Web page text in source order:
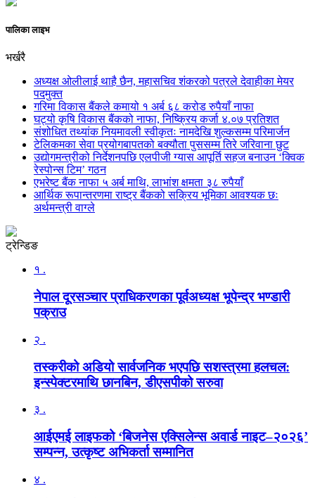
पालिका लाइभ
भर्खरै
अध्यक्ष ओलीलाई थाहै छैन, महासचिव शंकरको पत्रले देवाहीका मेयर
पदमुक्त
गरिमा विकास बैंकले कमायो १ अर्ब ६८ करोड रुपैयाँ नाफा
घट्यो कृषि विकास बैंकको नाफा, निष्क्रिय कर्जा ४.०७ प्रतिशत
संशोधित तथ्यांक नियमावली स्वीकृतः नामदेखि शुल्कसम्म परिमार्जन
टेलिकमका सेवा प्रयोगबापतको बक्यौता पुससम्म तिरे जरिवाना छुट
उद्योगमन्त्रीको निर्देशनपछि एलपीजी ग्यास आपूर्ति सहज बनाउन ‘क्विक
रेस्पोन्स टिम’ गठन
एभरेष्ट बैंक नाफा ५ अर्ब माथि, लाभांश क्षमता ३८ रुपैयाँ
आर्थिक रूपान्तरणमा राष्ट्र बैंकको सक्रिय भूमिका आवश्यक छः
अर्थमन्त्री वाग्ले
ट्रेन्डिङ
१ .
नेपाल दूरसञ्चार प्राधिकरणका पूर्वअध्यक्ष भूपेन्द्र भण्डारी
पक्राउ
२ .
तस्करीको अडियो सार्वजनिक भएपछि सशस्त्रमा हलचल:
इन्स्पेक्टरमाथि छानबिन, डीएसपीको सरुवा
३ .
आईएमई लाइफको ‘बिजनेस एक्सिलेन्स अवार्ड नाइट–२०२६’
सम्पन्न, उत्कृष्ट अभिकर्ता सम्मानित
४ .